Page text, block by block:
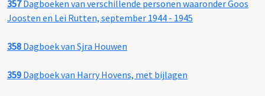
357Dagboeken van verschillende personen waaronder Goos
Joosten en Lei Rutten, september 1944 - 1945
358 Dagboek van Sjra Houwen
359 Dagboek van Harry Hovens, met bijlagen